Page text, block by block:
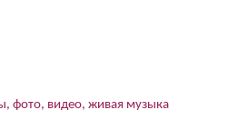
фото, видео, живая музыка